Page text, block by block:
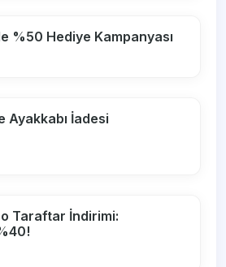
%50 Hediye Kampanyası
Ayakkabı İadesi
Taraftar İndirimi: